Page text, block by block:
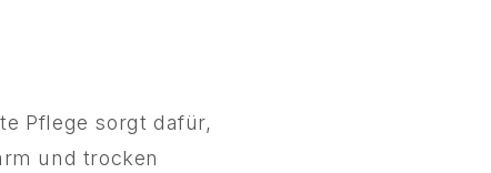
Pflege sorgt dafür,
und trocken